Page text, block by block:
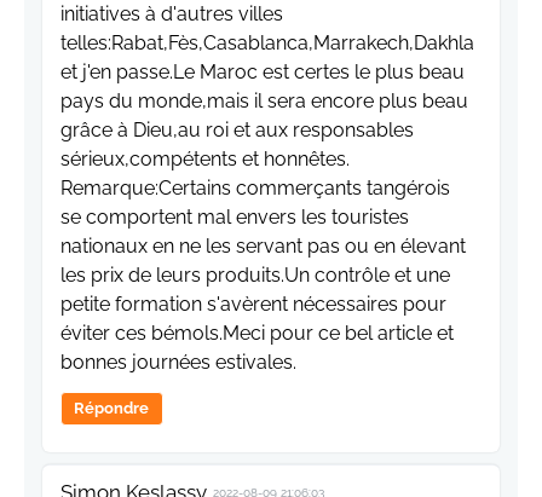
initiatives à d'autres villes
telles:Rabat,Fès,Casablanca,Marrakech,Dakhla
et j'en passe.Le Maroc est certes le plus beau
pays du monde,mais il sera encore plus beau
grâce à Dieu,au roi et aux responsables
sérieux,compétents et honnêtes.
Remarque:Certains commerçants tangérois
se comportent mal envers les touristes
nationaux en ne les servant pas ou en élevant
les prix de leurs produits.Un contrôle et une
petite formation s'avèrent nécessaires pour
éviter ces bémols.Meci pour ce bel article et
bonnes journées estivales.
Répondre
Simon Keslassy 2022-08-09 21:06:03